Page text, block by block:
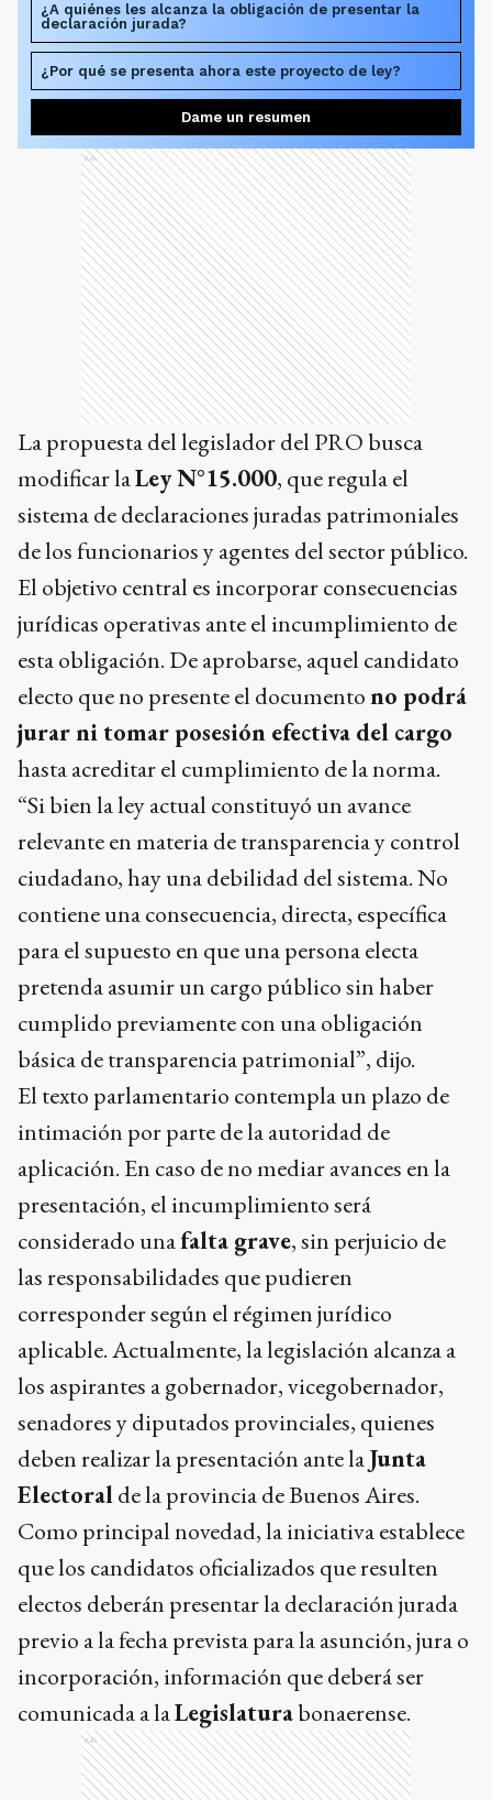
¿A quiénes les alcanza la obligación de presentar la
declaración jurada?
¿Por qué se presenta ahora este proyecto de ley?
Dame un resumen
Ads
La propuesta del legislador del PRO busca
modificar laLey N°15.000, que regula el
sistema de declaraciones juradas patrimoniales
de los funcionarios y agentes del sector público.
El objetivo central es incorporar consecuencias
jurídicas operativas ante el incumplimiento de
esta obligación. De aprobarse, aquel candidato
electo que no presente el documentono podrá
jurar ni tomar posesión efectiva del cargo
hasta acreditar el cumplimiento de la norma.
“Si bien la ley actual constituyó un avance
relevante en materia de transparencia y control
ciudadano, hay una debilidad del sistema. No
contiene una consecuencia, directa, específica
para el supuesto en que una persona electa
pretenda asumir un cargo público sin haber
cumplido previamente con una obligación
básica de transparencia patrimonial”, dijo.
El texto parlamentario contempla un plazo de
intimación por parte de la autoridad de
aplicación. En caso de no mediar avances en la
presentación, el incumplimiento será
considerado unafalta grave, sin perjuicio de
las responsabilidades que pudieren
corresponder según el régimen jurídico
aplicable. Actualmente, la legislación alcanza a
los aspirantes a gobernador, vicegobernador,
senadores y diputados provinciales, quienes
deben realizar la presentación ante laJunta
Electoralde la provincia de Buenos Aires.
Como principal novedad, la iniciativa establece
que los candidatos oficializados que resulten
electos deberán presentar la declaración jurada
previo a la fecha prevista para la asunción, jura o
incorporación, información que deberá ser
comunicada a laLegislaturabonaerense.
Ads